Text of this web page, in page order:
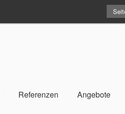
Referenzen Angebote